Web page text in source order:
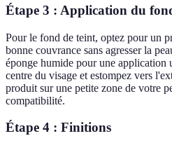
Étape 3 : Application du
Pour le fond de teint, optez pour un
bonne couvrance sans agresser la
éponge humide pour une application
centre du visage et estompez vers
produit sur une petite zone de votre
compatibilité.
Étape 4 : Finitions